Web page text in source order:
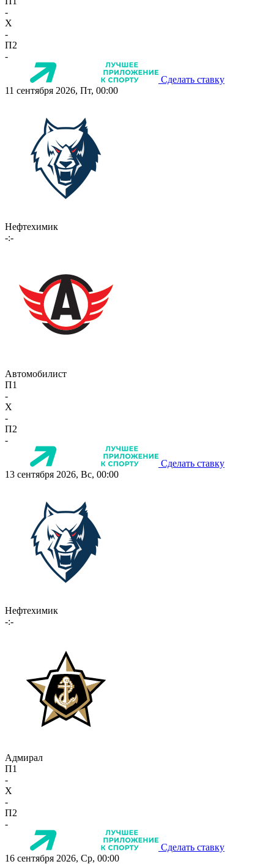
-
X
-
П2
-
Сделать ставку
11 сентября 2026, Пт, 00:00
Нефтехимик
-:-
Автомобилист
П1
-
X
-
П2
-
Сделать ставку
13 сентября 2026, Вс, 00:00
Нефтехимик
-:-
Адмирал
П1
-
X
-
П2
-
Сделать ставку
16 сентября 2026, Ср, 00:00